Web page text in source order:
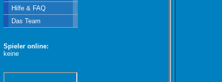
Hilfe & FAQ
Das Team
Spieler online:
keine